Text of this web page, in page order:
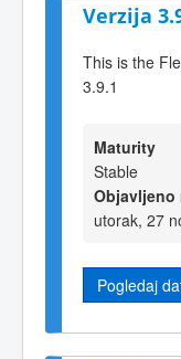
Verzija
This is the
3.9.1
Maturity
Stable
Objavljeno
utorak, 27
Pogledaj